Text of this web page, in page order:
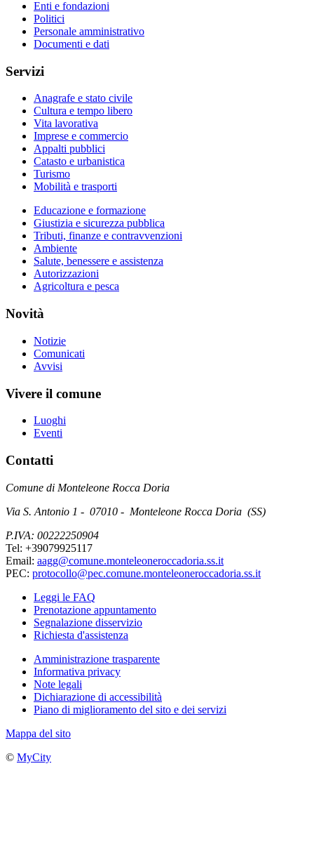
Enti e fondazioni
Politici
Personale amministrativo
Documenti e dati
Servizi
Anagrafe e stato civile
Cultura e tempo libero
Vita lavorativa
Imprese e commercio
Appalti pubblici
Catasto e urbanistica
Turismo
Mobilità e trasporti
Educazione e formazione
Giustizia e sicurezza pubblica
Tributi, finanze e contravvenzioni
Ambiente
Salute, benessere e assistenza
Autorizzazioni
Agricoltura e pesca
Novità
Notizie
Comunicati
Avvisi
Vivere il comune
Luoghi
Eventi
Contatti
Comune di Monteleone Rocca Doria
Via S. Antonio 1 - 07010 - Monteleone Rocca Doria (SS)
P.IVA: 00222250904
Tel: +39079925117
Email: aagg@comune.monteleoneroccadoria.ss.it
PEC: protocollo@pec.comune.monteleoneroccadoria.ss.it
Leggi le FAQ
Prenotazione appuntamento
Segnalazione disservizio
Richiesta d'assistenza
Amministrazione trasparente
Informativa privacy
Note legali
Dichiarazione di accessibilità
Piano di miglioramento del sito e dei servizi
Mappa del sito
© MyCity